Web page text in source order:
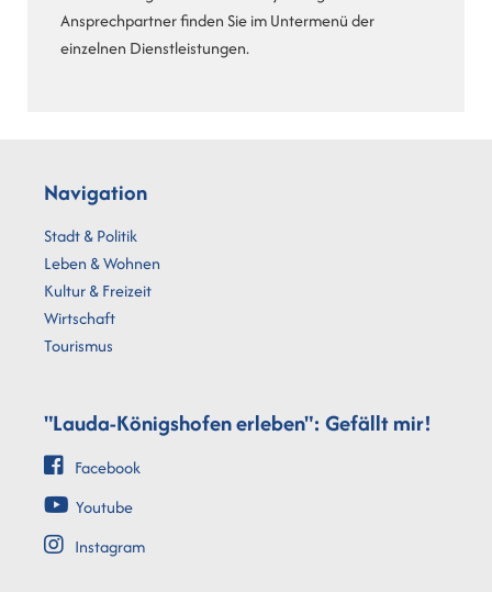
Ansprechpartner finden Sie im Untermenü der
einzelnen Dienstleistungen.
Navigation
Stadt & Politik
Leben & Wohnen
Kultur & Freizeit
Wirtschaft
Tourismus
"Lauda-Königshofen erleben": Gefällt mir!
Facebook
Youtube
Instagram